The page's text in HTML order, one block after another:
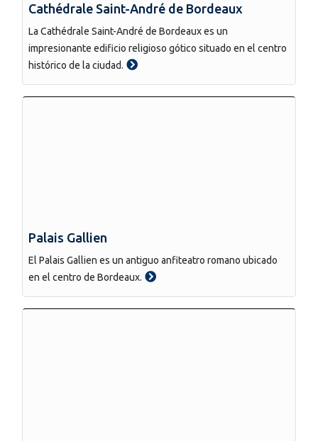
Cathédrale Saint-André de Bordeaux
La Cathédrale Saint-André de Bordeaux es un
impresionante edificio religioso gótico situado en el centro
histórico de la ciudad.
Palais Gallien
El Palais Gallien es un antiguo anfiteatro romano ubicado
en el centro de Bordeaux.